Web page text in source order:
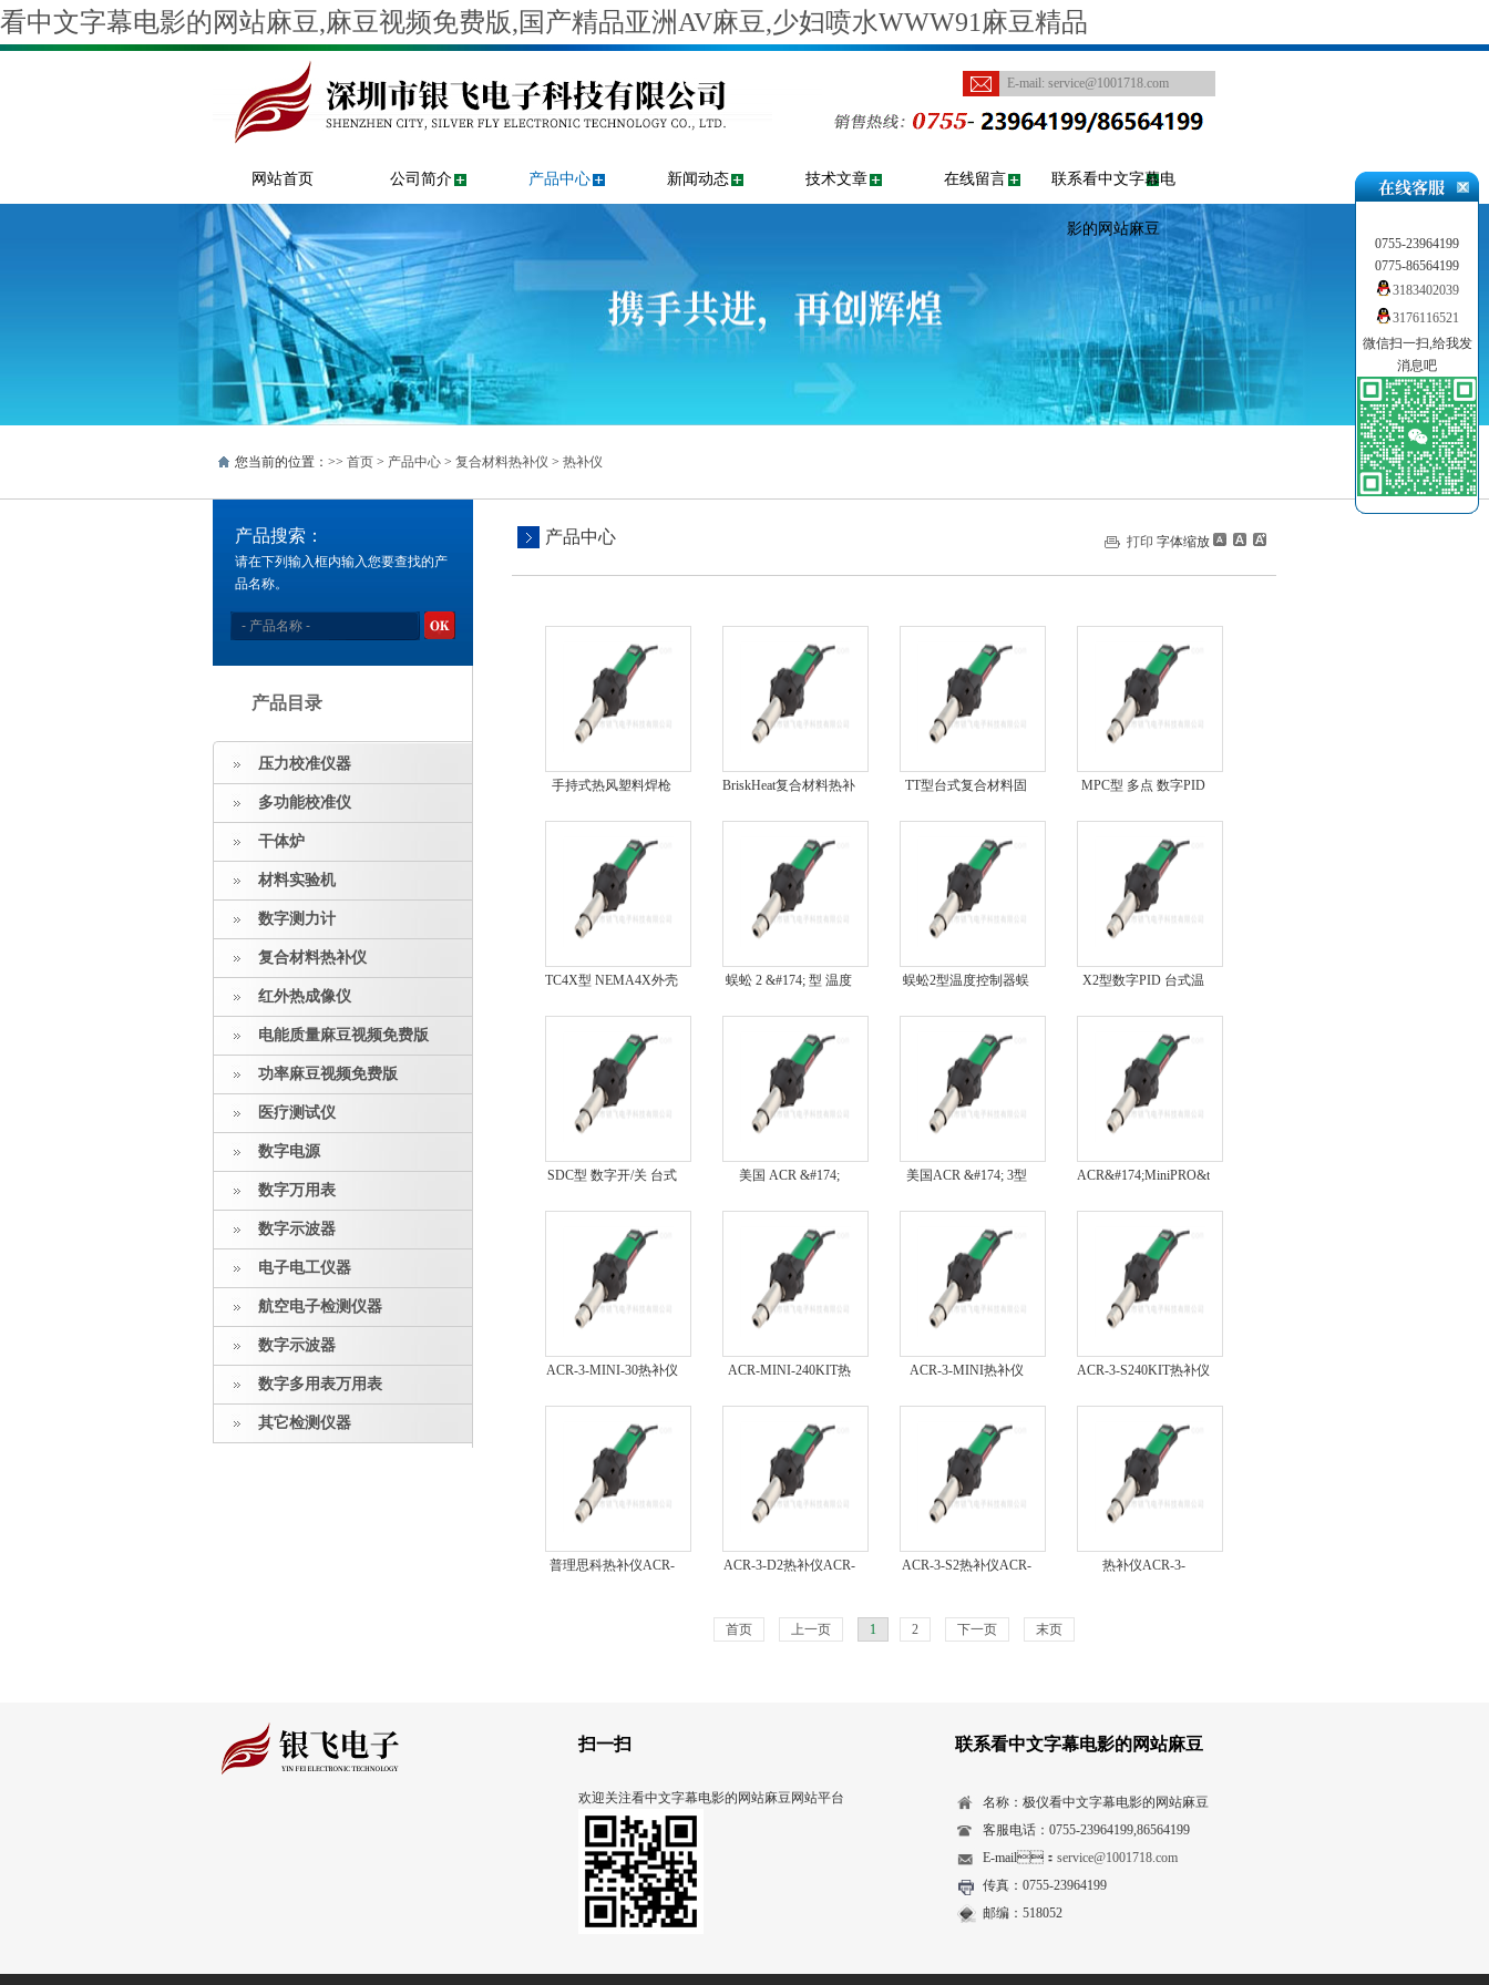
看中文字幕电影的网站麻豆,麻豆视频免费版,国产精品亚洲AV麻豆,少妇喷水WWW91麻豆精品
E-mail: service@1001718.com
网站首页 公司简介 产品中心 新闻动态 技术文章 在线留言 联系看中文字幕电
影的网站麻豆
您当前的位置：>> 首页 > 产品中心 > 复合材料热补仪 > 热补仪
产品搜索：
请在下列输入框内输入您要查找的产
品名称。
产品目录
压力校准仪器
多功能校准仪
干体炉
材料实验机
数字测力计
复合材料热补仪
红外热成像仪
电能质量麻豆视频免费版
功率麻豆视频免费版
医疗测试仪
数字电源
数字万用表
数字示波器
电子电工仪器
航空电子检测仪器
数字示波器
数字多用表万用表
其它检测仪器
产品中心 打印 字体缩放
手持式热风塑料焊枪
BriskHeat复合材料热补
TT型台式复合材料固
MPC型 多点 数字PID
TC4X型 NEMA4X外壳
型 NEMA4X外壳
蜈蚣 2 &#174; 型 温度
蜈蚣2型温度控制器蜈
X2型数字PID 台式温
SDC型 数字开/关 台式
美国 ACR &#174;
补仪ACR &#174;
MiniPRO&trade; 型
美国ACR &#174; 3型
&#174; 3型 热补仪
ACR&#174;MiniPRO&trade;
ACR&#174;MiniPRO&trade;
型
ACR-3-MINI-30热补仪
ACR-MINI-240KIT热
240KIT
ACR-3-MINI热补仪
ACR-3-S240KIT热补仪
普理思科热补仪ACR-
ACR-3-D2热补仪ACR-
ACR-3-S2热补仪ACR-
热补仪ACR-3-
首页 上一页 1 2 下一页 末页
扫一扫
欢迎关注看中文字幕电影的网站麻豆网站平台
联系看中文字幕电影的网站麻豆
名称：极仪看中文字幕电影的网站麻豆
客服电话：0755-23964199,86564199
E-mail： service@1001718.com
传真：0755-23964199
邮编：518052
0755-23964199
0775-86564199
3183402039
3176116521
微信扫一扫,给我发
消息吧